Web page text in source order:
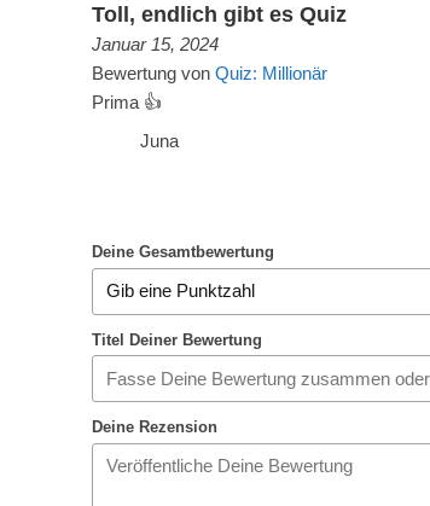
Toll, endlich gibt es Quiz
Januar 15, 2024
Bewertung von Quiz: Millionär
Prima 👍
Juna
Deine Gesamtbewertung
Titel Deiner Bewertung
Deine Rezension